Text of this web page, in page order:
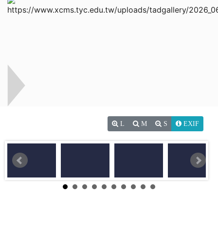
L M S EXIF